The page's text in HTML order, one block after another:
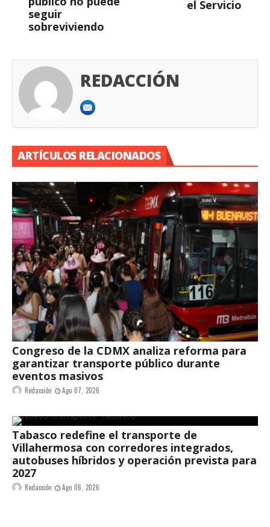
seguir
sobreviviendo
el Servicio
REDACCIÓN
ARTÍCULOS RELACIONADOS
Congreso de la CDMX analiza reforma para
garantizar transporte público durante
eventos masivos
Redacción Ago 07, 2026
Tabasco redefine el transporte de
Villahermosa con corredores integrados,
autobuses híbridos y operación prevista para
2027
Redacción Ago 06, 2026